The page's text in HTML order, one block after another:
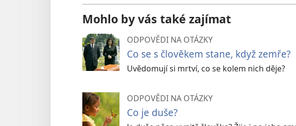
Mohlo by vás také zajímat
ODPOVĚDI NA OTÁZKY
Co se s člověkem stane, když zemře?
Uvědomují si mrtví, co se kolem nich děje?
ODPOVĚDI NA OTÁZKY
Co je duše?